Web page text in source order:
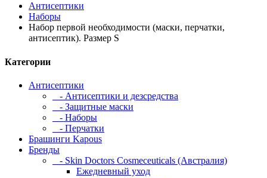
Антисептики
Наборы
Набор первой необходимости (маски, перчатки,
антисептик). Размер S
Категории
Антисептики
- Антисептики и дезсредства
- Защитные маски
- Наборы
- Перчатки
Брашинги Kapous
Бренды
- Skin Doctors Cosmeceuticals (Австралия)
Ежедневный уход